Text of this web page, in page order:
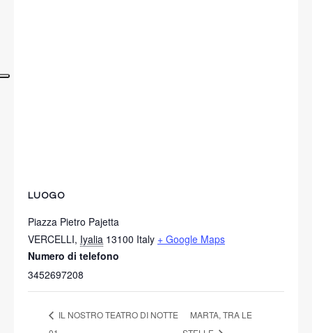
LUOGO
Piazza Pietro Pajetta
VERCELLI, Iyalia 13100 Italy + Google Maps
Numero di telefono
3452697208
IL NOSTRO TEATRO DI NOTTE
MARTA, TRA LE